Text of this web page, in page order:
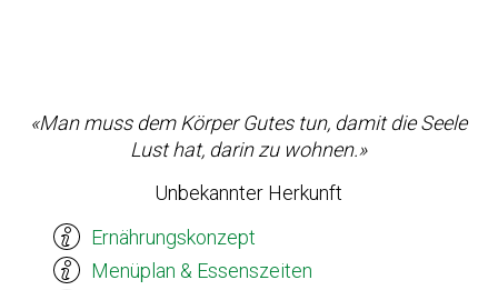
«Man muss dem Körper Gutes tun, damit die Seele
Lust hat, darin zu wohnen.»
Unbekannter Herkunft
Ernährungskonzept
Menüplan & Essenszeiten